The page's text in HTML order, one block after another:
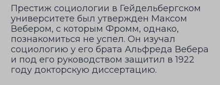
Престиж социологии в Гейдельбергском
университете был утвержден Максом
Вебером, с которым Фромм, однако,
познакомиться не успел. Он изучал
социологию у его брата Альфреда Вебера
и под его руководством защитил в 1922
году докторскую диссертацию.